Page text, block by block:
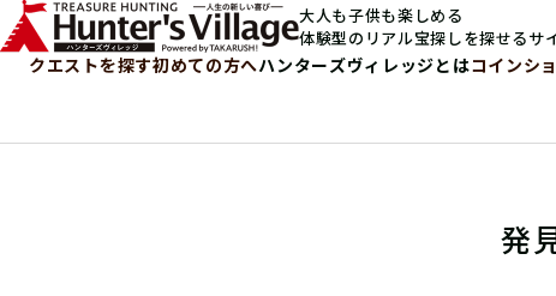
大人も子供も楽しめる
体験型のリアル宝探しを探せるサ
クエストを探す初めての方へハンターズヴィレッジとはコインシ
発